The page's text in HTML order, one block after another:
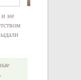
и не